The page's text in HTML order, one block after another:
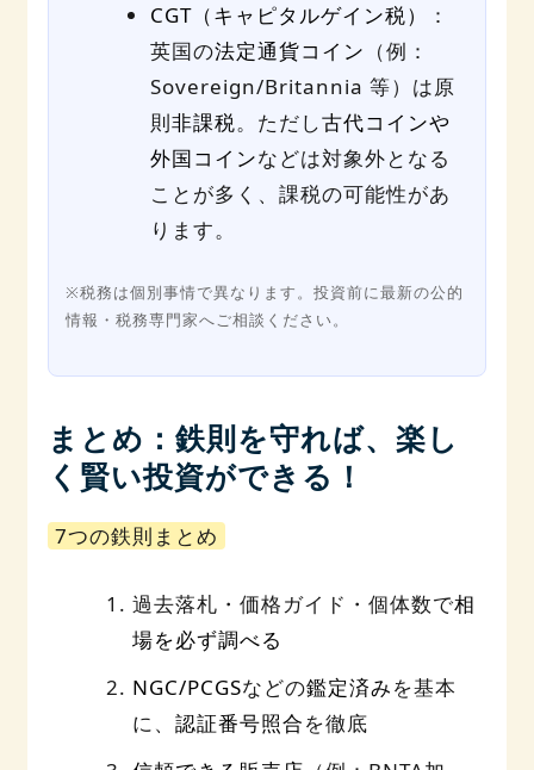
CGT（キャピタルゲイン税）
：
英国の法定通貨コイン （例：
Sovereign/Britannia 等）は原
則非課税。ただし古代コインや
外国コインなどは対象外となる
ことが多く、課税の可能性があ
ります。
※税務は個別事情で異なります。投資前に最新の公的
情報・税務専門家へご相談ください。
まとめ：鉄則を守れば、楽し
く賢い投資ができる！
7つの鉄則まとめ
過去落札・価格ガイド・個体数で相
場を必ず調べる
NGC/PCGSなどの鑑定済みを基本
に、認証番号照合を徹底